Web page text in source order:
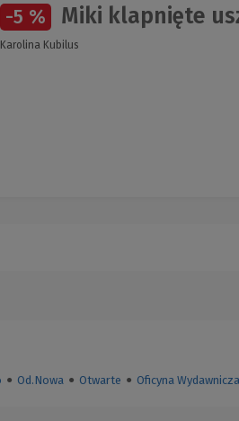
-5 % Miki klapnięte
Karolina Kubilus
● Od.Nowa ● Otwarte ● Oficyna